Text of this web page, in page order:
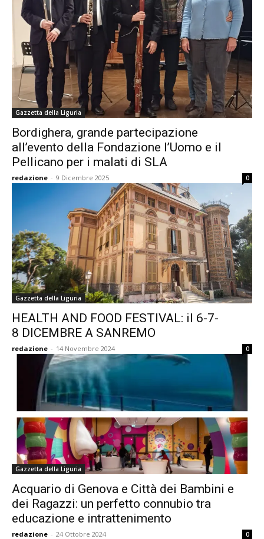
Gazzetta della Liguria
Bordighera, grande partecipazione
all’evento della Fondazione l’Uomo e il
Pellicano per i malati di SLA
redazione - 9 Dicembre 2025 0
Gazzetta della Liguria
HEALTH AND FOOD FESTIVAL: il 6-7-
8 DICEMBRE A SANREMO
redazione - 14 Novembre 2024 0
Gazzetta della Liguria
Acquario di Genova e Città dei Bambini e
dei Ragazzi: un perfetto connubio tra
educazione e intrattenimento
redazione - 24 Ottobre 2024 0